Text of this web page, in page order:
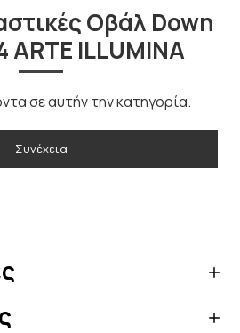
Οβάλ Down
ARTE ILLUMINA
σε αυτήν την κατηγορία.
Συνέχεια